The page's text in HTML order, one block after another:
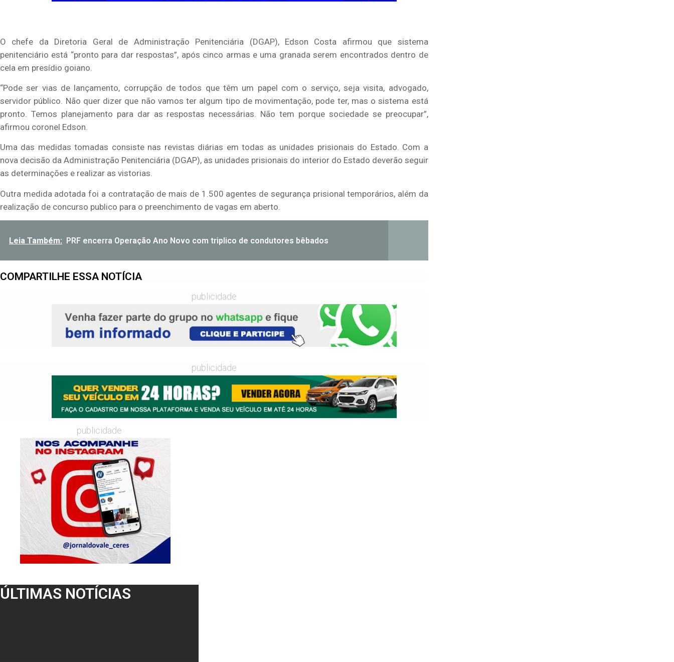
O chefe da Diretoria Geral de Administração Penitenciária (DGAP), Edson Costa afirmou que sistema
penitenciário está “pronto para dar respostas”, após cinco armas e uma granada serem encontrados dentro de
cela em presídio goiano.
“Pode ser vias de lançamento, corrupção de todos que têm um papel com o serviço, seja visita, advogado,
servidor público. Não quer dizer que não vamos ter algum tipo de movimentação, pode ter, mas o sistema está
pronto. Temos planejamento para dar as respostas necessárias. Não tem porque sociedade se preocupar”,
afirmou coronel Edson.
Uma das medidas tomadas consiste nas revistas diárias em todas as unidades prisionais do Estado. Com a
nova decisão da Administração Penitenciária (DGAP), as unidades prisionais do interior do Estado deverão seguir
as determinações e realizar as vistorias.
Outra medida adotada foi a contratação de mais de 1.500 agentes de segurança prisional temporários, além da
realização de concurso publico para o preenchimento de vagas em aberto.
Leia Também: PRF encerra Operação Ano Novo com triplico de condutores bêbados
COMPARTILHE ESSA NOTÍCIA
publicidade
publicidade
publicidade
ÚLTIMAS NOTÍCIAS